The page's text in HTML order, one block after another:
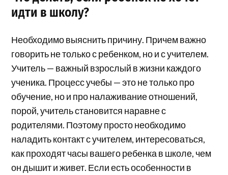
идти в школу?
Необходимо выяснить причину. Причем важно
говорить не только с ребенком, но и с учителем.
Учитель — важный взрослый в жизни каждого
ученика. Процесс учебы — это не только про
обучение, но и про налаживание отношений,
порой, учитель становится наравне с
родителями. Поэтому просто необходимо
наладить контакт с учителем, интересоваться,
как проходят часы вашего ребенка в школе, чем
он дышит и живет. Если есть особенности в